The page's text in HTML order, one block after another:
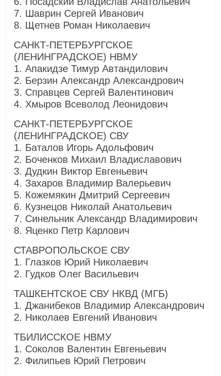
7. Шаврин Сергей Иванович
8. Щетнев Роман Николаевич
САНКТ-ПЕТЕРБУРГСКОЕ
(ЛЕНИНГРАДСКОЕ) НВМУ
1. Апакидзе Тимур Автандилович
2. Берзин Александр Александрович
3. Справцев Сергей Валентинович
4. Хмыров Всеволод Леонидович
САНКТ-ПЕТЕРБУРГСКОЕ
(ЛЕНИНГРАДСКОЕ) СВУ
1. Баталов Игорь Адольфович
2. Боченков Михаил Владиславович
3. Дудкин Виктор Евгеньевич
4. Захаров Владимир Валерьевич
5. Кожемякин Дмитрий Сергеевич
6. Кузнецов Николай Анатольевич
7. Синельник Александр Владимирович
8. Яценко Петр Карлович
СТАВРОПОЛЬСКОЕ СВУ
1. Глазков Юрий Николаевич
2. Гудков Олег Васильевич
ТАШКЕНТСКОЕ СВУ НКВД (МГБ)
1. Джанибеков Владимир Александрович
2. Николаев Евгений Иванович
ТБИЛИССКОЕ НВМУ
1. Соколов Валентин Евгеньевич
2. Филипьев Юрий Петрович